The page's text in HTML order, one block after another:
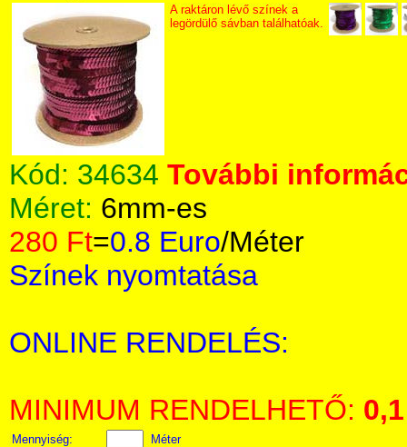
A raktáron lévő színek a
legördülő sávban találhatóak.
Kód: 34634 További
Méret: 6mm-es
280 Ft=0.8 Euro/Méter
Színek nyomtatása
ONLINE RENDELÉS:
MINIMUM RENDELHETŐ: 0,1
Mennyiség:
Méter